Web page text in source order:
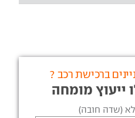
ברכישת רכב ?
ייעוץ מומחה
(שדה חובה)